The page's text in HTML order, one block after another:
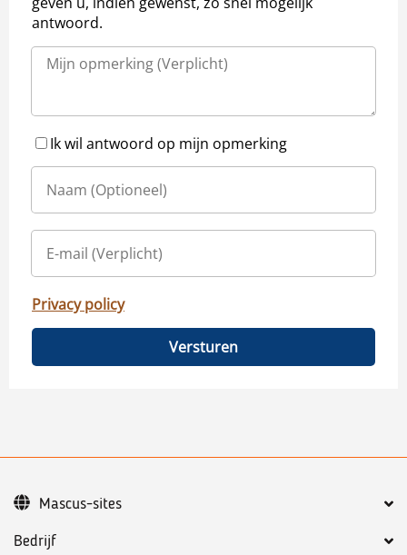
antwoord.
Ik wil antwoord op mijn opmerking
Privacy policy
Versturen
Bedrijf
Mascus-sites